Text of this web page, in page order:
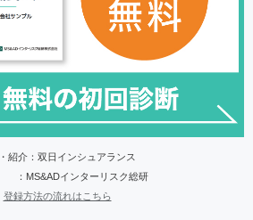
紹介：双日インシュアランス
：MS&ADインターリスク総研
登録方法の流れはこちら